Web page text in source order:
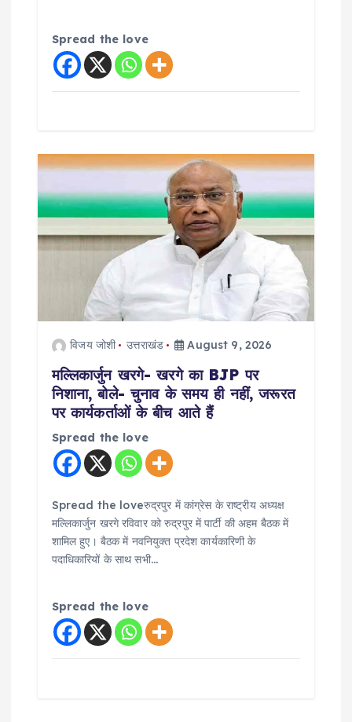
Spread the love
विजय जोशी उत्तराखंड August 9, 2026
मल्लिकार्जुन खरगे- खरगे का BJP पर
निशाना, बोले- चुनाव के समय ही नहीं, जरूरत
पर कार्यकर्ताओं के बीच आते हैं
Spread the love
Spread the loveरुद्रपुर में कांग्रेस के राष्ट्रीय अध्यक्ष
मल्लिकार्जुन खरगे रविवार को रुद्रपुर में पार्टी की अहम बैठक में
शामिल हुए। बैठक में नवनियुक्त प्रदेश कार्यकारिणी के
पदाधिकारियों के साथ सभी…
Spread the love